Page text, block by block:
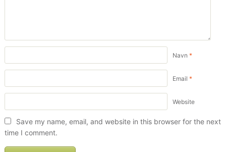
Navn *
Email *
Website
Save my name, email, and website in this browser for the next
time I comment.